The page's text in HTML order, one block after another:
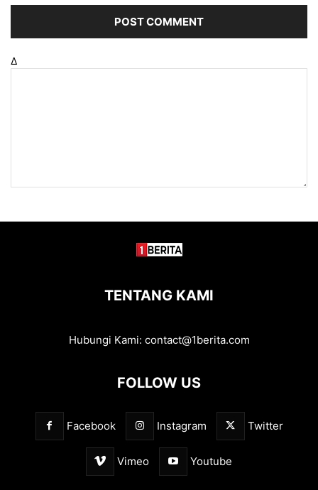
Δ
TENTANG KAMI
Hubungi Kami: contact@1berita.com
FOLLOW US
Facebook Instagram Twitter
Vimeo Youtube